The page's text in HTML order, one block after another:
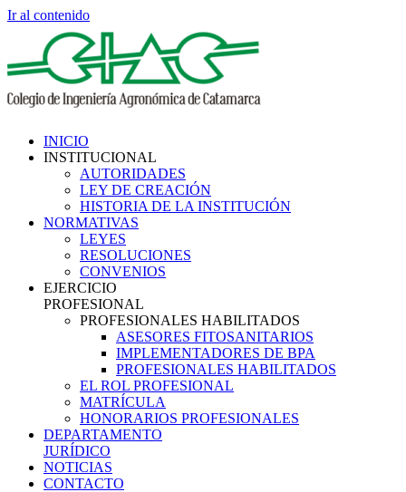
Ir al contenido
INICIO
INSTITUCIONAL
AUTORIDADES
LEY DE CREACIÓN
HISTORIA DE LA INSTITUCIÓN
NORMATIVAS
LEYES
RESOLUCIONES
CONVENIOS
EJERCICIO
PROFESIONAL
PROFESIONALES HABILITADOS
ASESORES FITOSANITARIOS
IMPLEMENTADORES DE BPA
PROFESIONALES HABILITADOS
EL ROL PROFESIONAL
MATRÍCULA
HONORARIOS PROFESIONALES
DEPARTAMENTO
JURÍDICO
NOTICIAS
CONTACTO